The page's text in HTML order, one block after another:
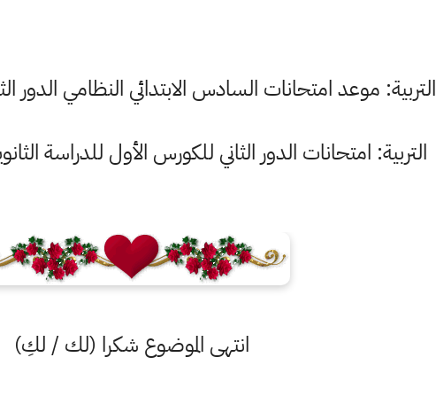
التربية: موعد امتحانات السادس الابتدائي النظامي الدور الثاني في 15
التربية: امتحانات الدور الثاني للكورس الأول للدراسة الثانوية في 15
انتهى الموضوع شكرا (لك / لكِ)